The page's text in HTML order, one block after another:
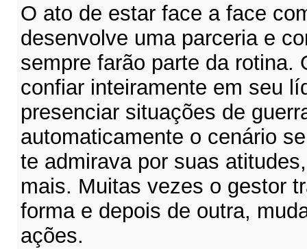
O ato de estar face a face
desenvolve uma parceria e
sempre farão parte da rotina.
confiar inteiramente em seu
presenciar situações de
automaticamente o cenário
te admirava por suas
mais. Muitas vezes o gestor
forma e depois de outra,
ações.